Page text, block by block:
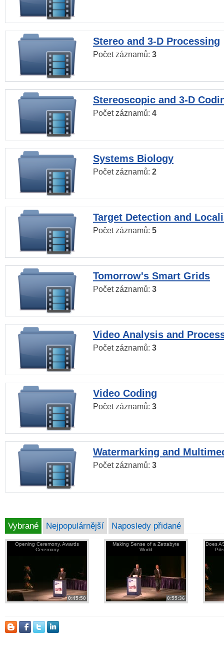
Stereo and 3-D Processing
Počet záznamů: 3
Stereoscopic and 3-D
Počet záznamů: 4
Systems Biology
Počet záznamů: 2
Target Detection and
Počet záznamů: 5
Tomorrow's Smart Grids
Počet záznamů: 3
Video Analysis and
Počet záznamů: 3
Video Coding
Počet záznamů: 3
Watermarking and
Počet záznamů: 3
Vybrané Nejpopulárnější Naposledy přidané
Opening Ceremony, Awards
Ceremony
0:45:50
Making Sense of a Zettabyte
World
0:55:36
Does